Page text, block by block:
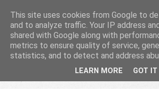
This site uses cookies from Google to
and to analyze traffic. Your IP address
shared with Google along with
metrics to ensure quality of service,
statistics, and to detect and address
LEARN MORE GOT IT